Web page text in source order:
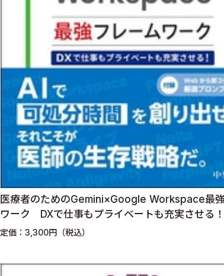
医療者のためのGemini×Google Workspace最
ワーク DXで仕事もプライベートも充実させる！
定価：3,300円（税込）